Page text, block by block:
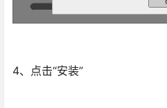
4、点击“安装”